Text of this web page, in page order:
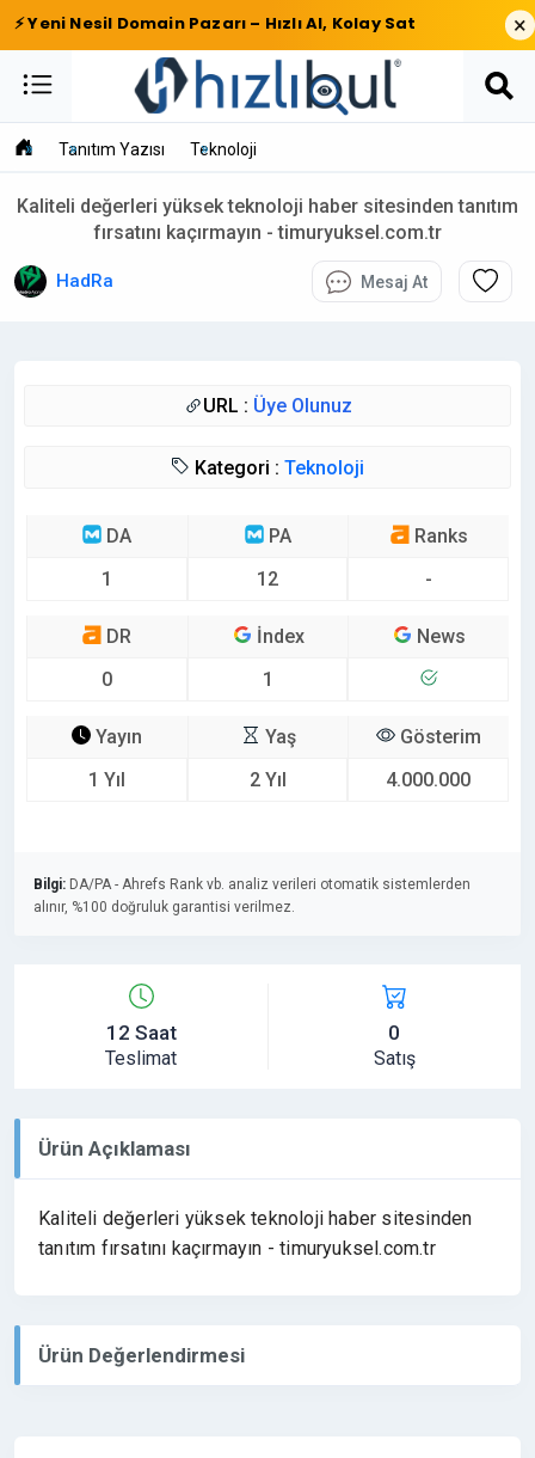
⚡ Yeni Nesil Domain Pazarı – Hızlı Al, Kolay Sat ×
Tanıtım Yazısı Teknoloji
Kaliteli değerleri yüksek teknoloji haber sitesinden tanıtım
fırsatını kaçırmayın - timuryuksel.com.tr
HadRa Mesaj At
URL : Üye Olunuz
Kategori : Teknoloji
DA
1
PA
12
Ranks
-
DR
0
İndex
1
News
Yayın
1 Yıl
Yaş
2 Yıl
Gösterim
4.000.000
Bilgi: DA/PA - Ahrefs Rank vb. analiz verileri otomatik sistemlerden
alınır, %100 doğruluk garantisi verilmez.
12 Saat
Teslimat
0
Satış
Ürün Açıklaması
Kaliteli değerleri yüksek teknoloji haber sitesinden
tanıtım fırsatını kaçırmayın - timuryuksel.com.tr
Ürün Değerlendirmesi